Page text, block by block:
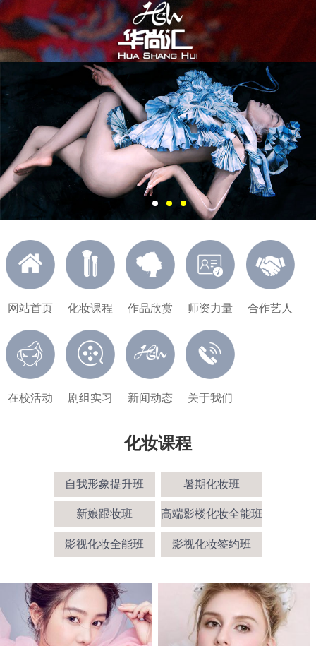
网站首页 化妆课程 作品欣赏 师资力量 合作艺人
在校活动 剧组实习 新闻动态 关于我们
化妆课程
自我形象提升班 暑期化妆班
新娘跟妆班 高端影楼化妆全能班
影视化妆全能班 影视化妆签约班